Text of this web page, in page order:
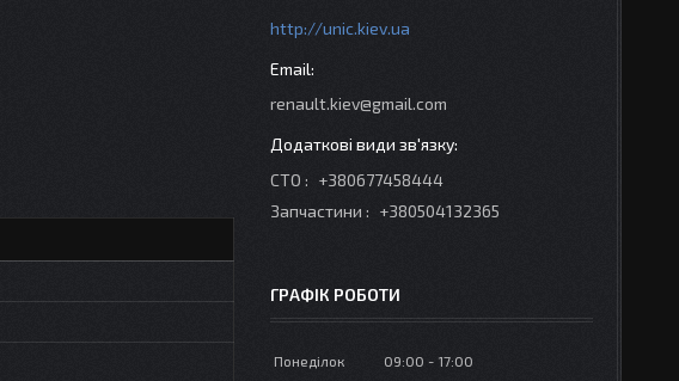
http://unic.kiev.ua
renault.kiev@gmail.com
СТО
+380677458444
Запчастини
+380504132365
ГРАФІК РОБОТИ
Понеділок 09:00
17:00